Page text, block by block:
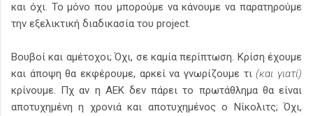
και όχι. Το μόνο που μπορούμε να κάνουμε να παρατηρούμε
την εξελικτική διαδικασία του project.
Βουβοί και αμέτοχοι; Όχι, σε καμία περίπτωση. Κρίση έχουμε
και άποψη θα εκφέρουμε, αρκεί να γνωρίζουμε τι(και γιατί)
κρίνουμε. Πχ αν η ΑΕΚ δεν πάρει το πρωτάθλημα θα είναι
αποτυχημένη η χρονιά και αποτυχημένος ο Νίκολιτς; Όχι,